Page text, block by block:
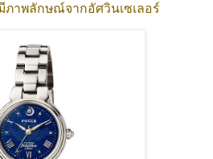
ภาพลักษณ์จากอัศวินเซเลอร์